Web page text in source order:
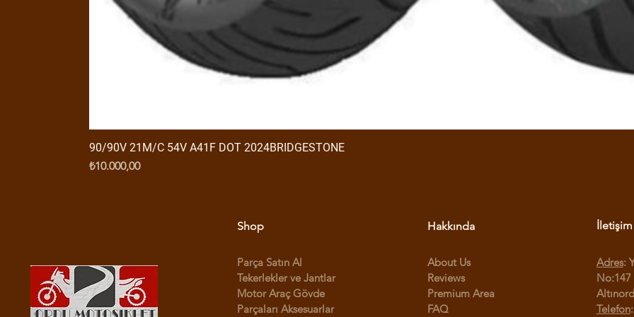
90/90V 21M/C 54V A41F DOT 2024BRIDGESTONE
Fiyat
₺10.000,00
Shop
Parça Satın Al
Tekerlekler ve Jantlar
Motor Araç Gövde
Parçaları Aksesuarlar
Hakkında
About Us
Reviews
Premium Area
FAQ
İletişim
Adres:
No:147
Telefon: